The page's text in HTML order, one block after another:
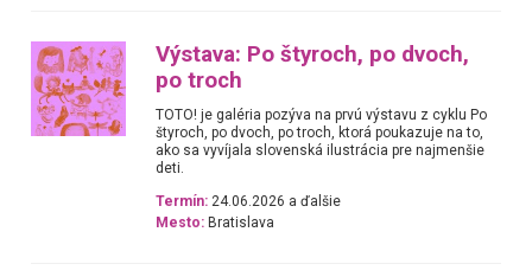
Výstava: Po štyroch, po dvoch,
po troch
TOTO! je galéria pozýva na prvú výstavu z cyklu Po
štyroch, po dvoch, po troch, ktorá poukazuje na to,
ako sa vyvíjala slovenská ilustrácia pre najmenšie
deti.
Termín: 24.06.2026 a ďalšie
Mesto: Bratislava